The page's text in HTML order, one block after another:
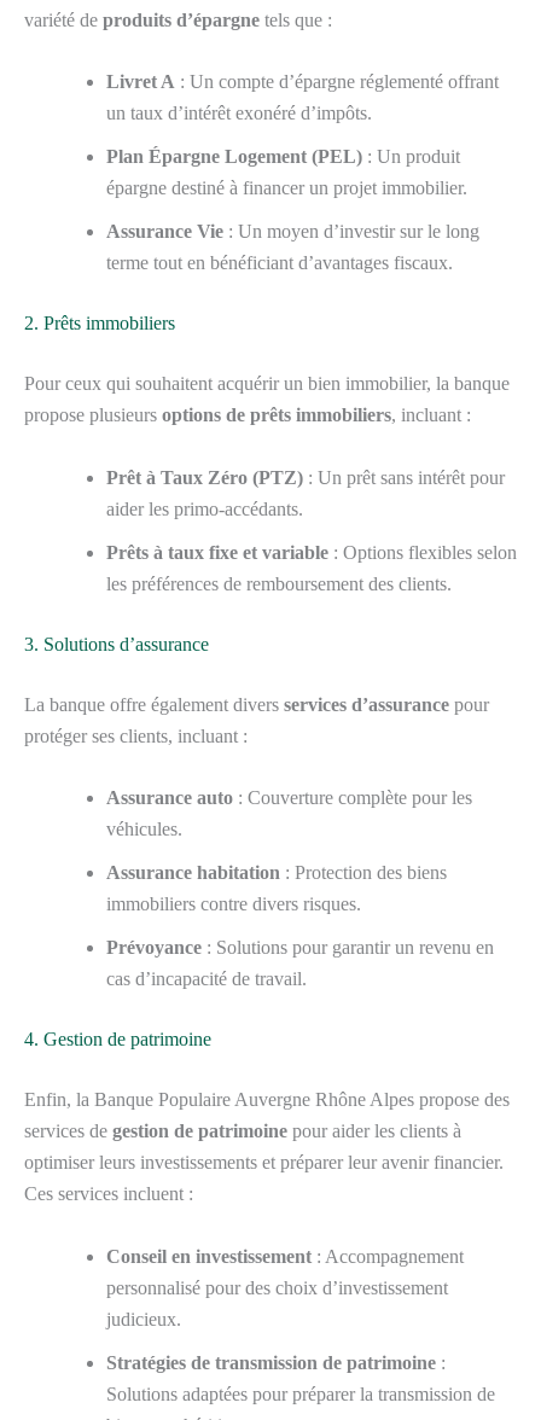
variété de produits d’épargne tels que :
Livret A : Un compte d’épargne réglementé offrant
un taux d’intérêt exonéré d’impôts.
Plan Épargne Logement (PEL) : Un produit
épargne destiné à financer un projet immobilier.
Assurance Vie : Un moyen d’investir sur le long
terme tout en bénéficiant d’avantages fiscaux.
2. Prêts immobiliers
Pour ceux qui souhaitent acquérir un bien immobilier, la banque
propose plusieurs options de prêts immobiliers, incluant :
Prêt à Taux Zéro (PTZ) : Un prêt sans intérêt pour
aider les primo-accédants.
Prêts à taux fixe et variable : Options flexibles selon
les préférences de remboursement des clients.
3. Solutions d’assurance
La banque offre également divers services d’assurance pour
protéger ses clients, incluant :
Assurance auto : Couverture complète pour les
véhicules.
Assurance habitation : Protection des biens
immobiliers contre divers risques.
Prévoyance : Solutions pour garantir un revenu en
cas d’incapacité de travail.
4. Gestion de patrimoine
Enfin, la Banque Populaire Auvergne Rhône Alpes propose des
services de gestion de patrimoine pour aider les clients à
optimiser leurs investissements et préparer leur avenir financier.
Ces services incluent :
Conseil en investissement : Accompagnement
personnalisé pour des choix d’investissement
judicieux.
Stratégies de transmission de patrimoine :
Solutions adaptées pour préparer la transmission de